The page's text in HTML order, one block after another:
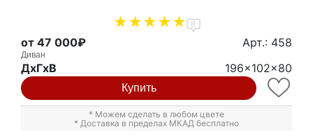
8
от 47 000₽ Арт.: 458
Диван
ДxГxВ 196x102x80
Купить
* Можем сделать в любом цвете
* Доставка в пределах МКАД бесплатно